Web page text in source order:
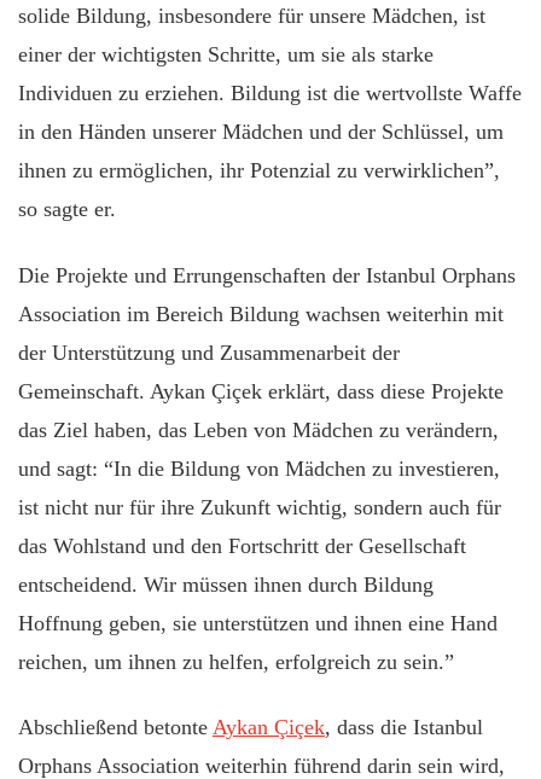
solide Bildung, insbesondere für unsere Mädchen, ist
einer der wichtigsten Schritte, um sie als starke
Individuen zu erziehen. Bildung ist die wertvollste Waffe
in den Händen unserer Mädchen und der Schlüssel, um
ihnen zu ermöglichen, ihr Potenzial zu verwirklichen”,
so sagte er.
Die Projekte und Errungenschaften der Istanbul Orphans
Association im Bereich Bildung wachsen weiterhin mit
der Unterstützung und Zusammenarbeit der
Gemeinschaft. Aykan Çiçek erklärt, dass diese Projekte
das Ziel haben, das Leben von Mädchen zu verändern,
und sagt: “In die Bildung von Mädchen zu investieren,
ist nicht nur für ihre Zukunft wichtig, sondern auch für
das Wohlstand und den Fortschritt der Gesellschaft
entscheidend. Wir müssen ihnen durch Bildung
Hoffnung geben, sie unterstützen und ihnen eine Hand
reichen, um ihnen zu helfen, erfolgreich zu sein.”
Abschließend betonte Aykan Çiçek, dass die Istanbul
Orphans Association weiterhin führend darin sein wird,